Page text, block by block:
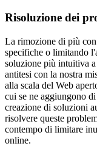
Risoluzione dei
La rimozione di più
specifiche o limitando
soluzione più intuitiva
antitesi con la nostra
alla scala del Web
cui se ne aggiungono
creazione di soluzioni
risolvere queste
contempo di limitare
online.